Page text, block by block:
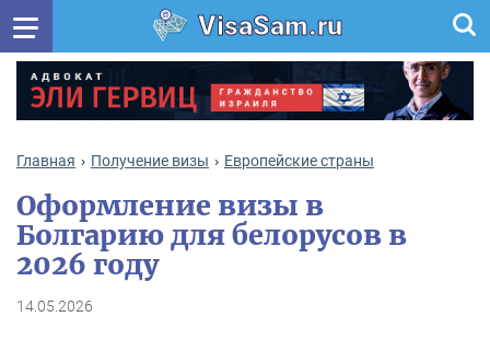
VisaSam.ru
Главная Получение визы Европейские страны
Оформление визы в
Болгарию для белорусов в
2026 году
14.05.2026